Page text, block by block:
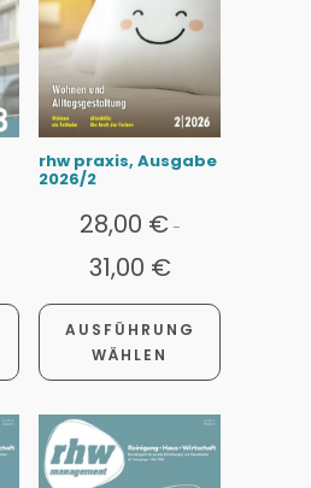
rhw praxis, Ausgabe
2026/2
28,00 €-
31,00 €
AUSFÜHRUNG
WÄHLEN